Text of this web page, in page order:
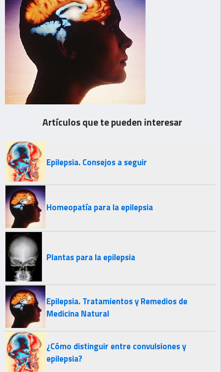
Artículos que te pueden interesar
Epilepsia. Consejos a seguir
Homeopatía para la epilepsia
Plantas para la epilepsia
Epilepsia. Tratamientos y Remedios de
Medicina Natural
¿Cómo distinguir entre convulsiones y
epilepsia?